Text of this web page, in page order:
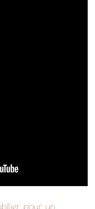
pour un